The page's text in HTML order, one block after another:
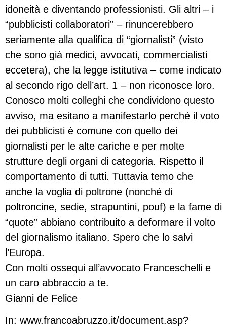
idoneità e diventando professionisti. Gli altri – i
“pubblicisti collaboratori” – rinuncerebbero
seriamente alla qualifica di “giornalisti” (visto
che sono già medici, avvocati, commercialisti
eccetera), che la legge istitutiva – come indicato
al secondo rigo dell’art. 1 – non riconosce loro.
Conosco molti colleghi che condividono questo
avviso, ma esitano a manifestarlo perché il voto
dei pubblicisti è comune con quello dei
giornalisti per le alte cariche e per molte
strutture degli organi di categoria. Rispetto il
comportamento di tutti. Tuttavia temo che
anche la voglia di poltrone (nonché di
poltroncine, sedie, strapuntini, pouf) e la fame di
“quote” abbiano contribuito a deformare il volto
del giornalismo italiano. Spero che lo salvi
l’Europa.
Con molti ossequi all’avvocato Franceschelli e
un caro abbraccio a te.
Gianni de Felice
In: www.francoabruzzo.it/document.asp?